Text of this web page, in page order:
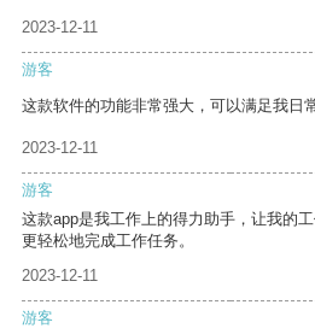
2023-12-11
游客
这款软件的功能非常强大，可以满足我日
2023-12-11
游客
这款app是我工作上的得力助手，让我的
更轻松地完成工作任务。
2023-12-11
游客